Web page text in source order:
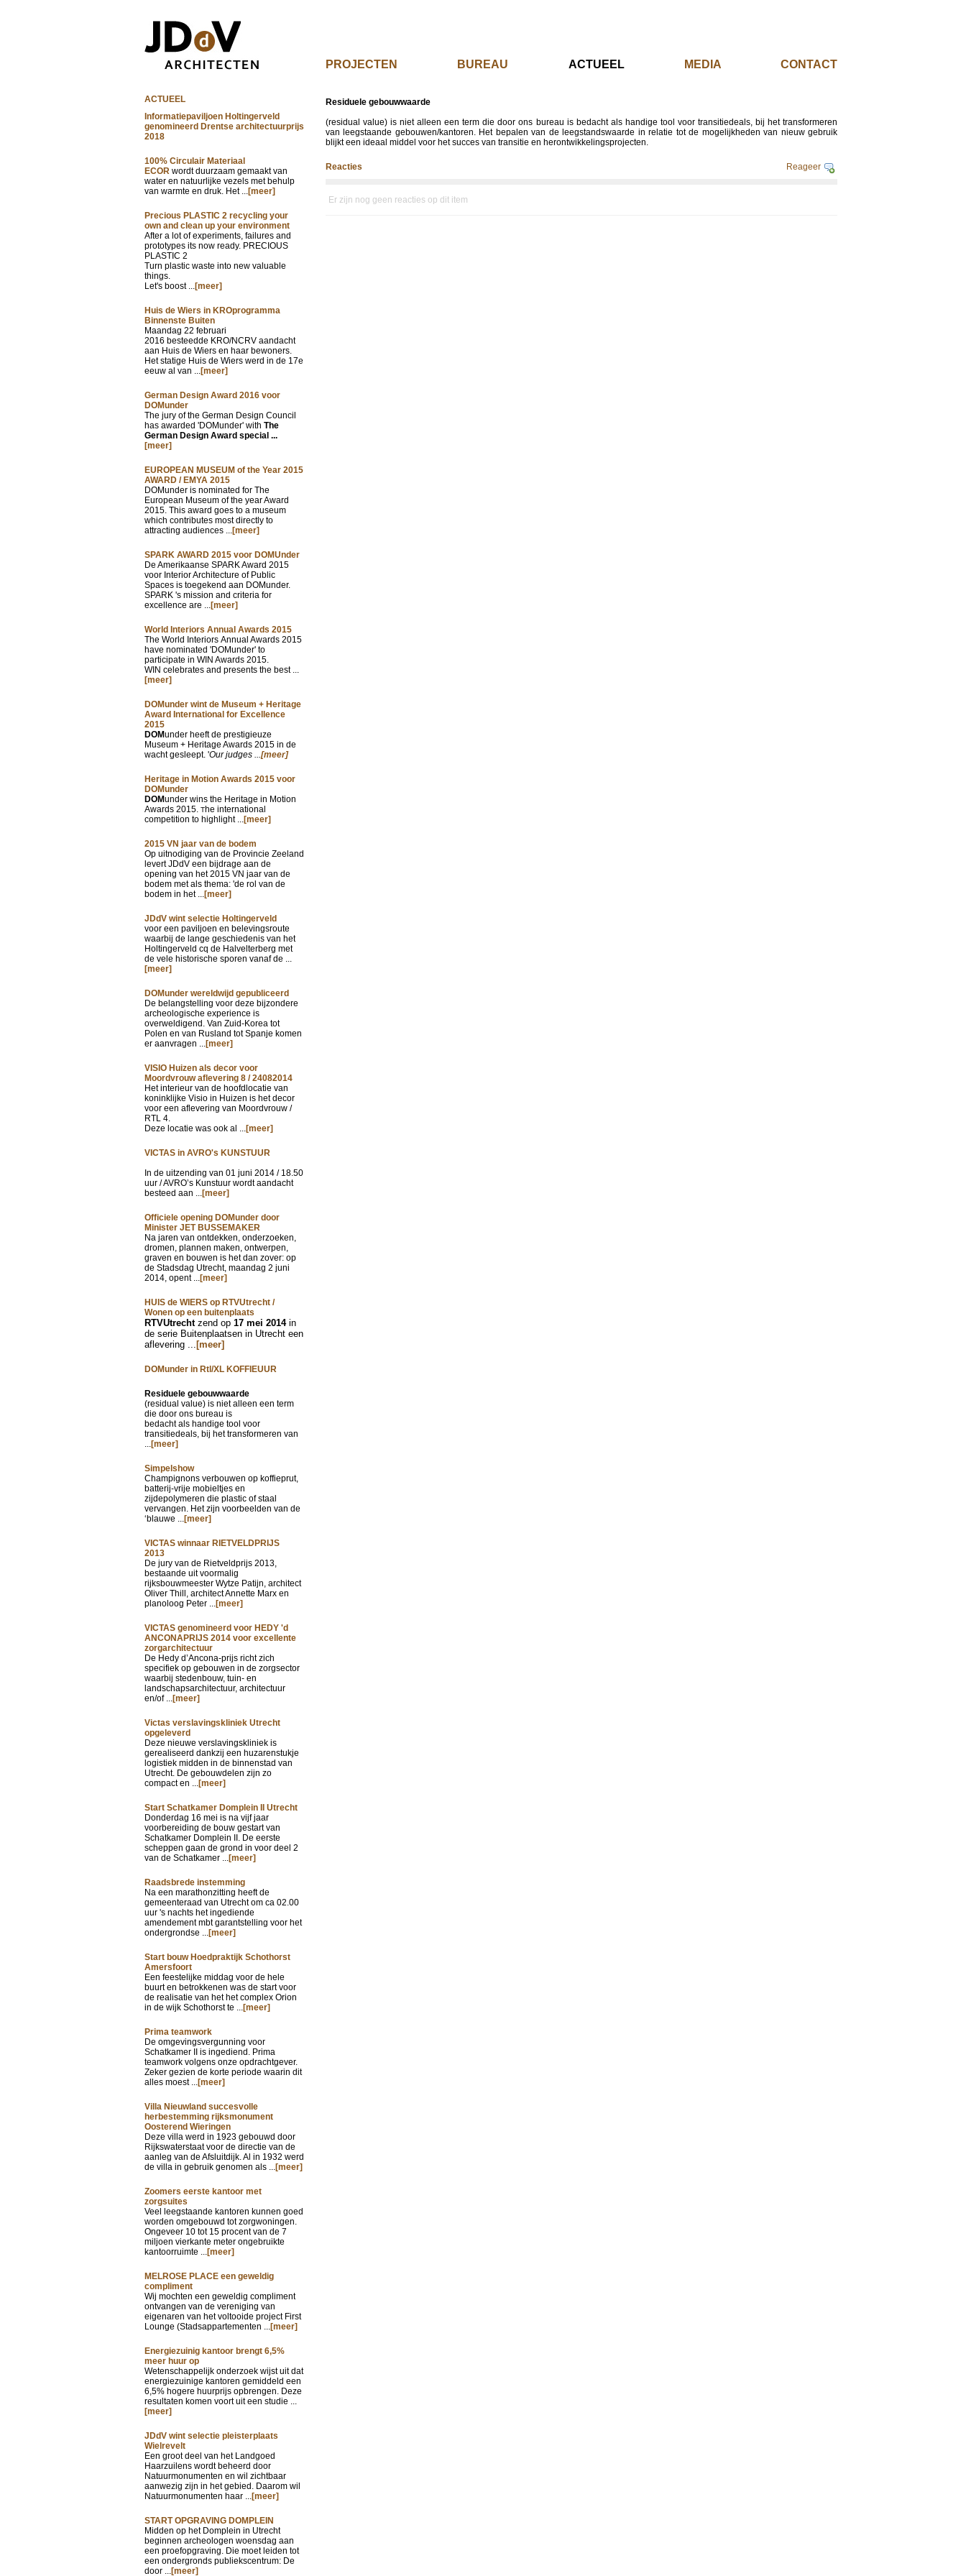
PROJECTEN BUREAU ACTUEEL MEDIA CONTACT
ACTUEEL
Informatiepaviljoen Holtingerveld
genomineerd Drentse architectuurprijs
2018
100% Circulair Materiaal
ECOR wordt duurzaam gemaakt van
water en natuurlijke vezels met behulp
van warmte en druk. Het ...[meer]
Precious PLASTIC 2 recycling your
own and clean up your environment
After a lot of experiments, failures and
prototypes its now ready. PRECIOUS
PLASTIC 2
Turn plastic waste into new valuable
things.
Let's boost ...[meer]
Huis de Wiers in KROprogramma
Binnenste Buiten
Maandag 22 februari
2016 besteedde KRO/NCRV aandacht
aan Huis de Wiers en haar bewoners.
Het statige Huis de Wiers werd in de 17e
eeuw al van ...[meer]
German Design Award 2016 voor
DOMunder
The jury of the German Design Council
has awarded 'DOMunder' with The
German Design Award special ...
[meer]
EUROPEAN MUSEUM of the Year 2015
AWARD / EMYA 2015
DOMunder is nominated for The
European Museum of the year Award
2015. This award goes to a museum
which contributes most directly to
attracting audiences ...[meer]
SPARK AWARD 2015 voor DOMUnder
De Amerikaanse SPARK Award 2015
voor Interior Architecture of Public
Spaces is toegekend aan DOMunder.
SPARK 's mission and criteria for
excellence are ...[meer]
World Interiors Annual Awards 2015
The World Interiors Annual Awards 2015
have nominated 'DOMunder' to
participate in WIN Awards 2015.
WIN celebrates and presents the best ...
[meer]
DOMunder wint de Museum + Heritage
Award International for Excellence
2015
DOMunder heeft de prestigieuze
Museum + Heritage Awards 2015 in de
wacht gesleept. 'Our judges ...[meer]
Heritage in Motion Awards 2015 voor
DOMunder
DOMunder wins the Heritage in Motion
Awards 2015. The international
competition to highlight ...[meer]
2015 VN jaar van de bodem
Op uitnodiging van de Provincie Zeeland
levert JDdV een bijdrage aan de
opening van het 2015 VN jaar van de
bodem met als thema: 'de rol van de
bodem in het ...[meer]
JDdV wint selectie Holtingerveld
voor een paviljoen en belevingsroute
waarbij de lange geschiedenis van het
Holtingerveld cq de Halvelterberg met
de vele historische sporen vanaf de ...
[meer]
DOMunder wereldwijd gepubliceerd
De belangstelling voor deze bijzondere
archeologische experience is
overweldigend. Van Zuid-Korea tot
Polen en van Rusland tot Spanje komen
er aanvragen ...[meer]
VISIO Huizen als decor voor
Moordvrouw aflevering 8 / 24082014
Het interieur van de hoofdlocatie van
koninklijke Visio in Huizen is het decor
voor een aflevering van Moordvrouw /
RTL 4.
Deze locatie was ook al ...[meer]
VICTAS in AVRO's KUNSTUUR
In de uitzending van 01 juni 2014 / 18.50
uur / AVRO’s Kunstuur wordt aandacht
besteed aan ...[meer]
Officiele opening DOMunder door
Minister JET BUSSEMAKER
Na jaren van ontdekken, onderzoeken,
dromen, plannen maken, ontwerpen,
graven en bouwen is het dan zover: op
de Stadsdag Utrecht, maandag 2 juni
2014, opent ...[meer]
HUIS de WIERS op RTVUtrecht /
Wonen op een buitenplaats
RTVUtrechtzend op 17 mei 2014 in
de serie Buitenplaatsen in Utrecht een
aflevering ... [meer]
DOMunder in Rtl/XL KOFFIEUUR
Residuele gebouwwaarde
(residual value) is niet alleen een term
die door ons bureau is
bedacht als handige tool voor
transitiedeals, bij het transformeren van
...[meer]
Simpelshow
Champignons verbouwen op koffieprut,
batterij-vrije mobieltjes en
zijdepolymeren die plastic of staal
vervangen. Het zijn voorbeelden van de
‘blauwe ...[meer]
VICTAS winnaar RIETVELDPRIJS
2013
De jury van de Rietveldprijs 2013,
bestaande uit voormalig
rijksbouwmeester Wytze Patijn, architect
Oliver Thill, architect Annette Marx en
planoloog Peter ...[meer]
VICTAS genomineerd voor HEDY 'd
ANCONAPRIJS 2014 voor excellente
zorgarchitectuur
De Hedy d’Ancona-prijs richt zich
specifiek op gebouwen in de zorgsector
waarbij stedenbouw, tuin- en
landschapsarchitectuur, architectuur
en/of ...[meer]
Victas verslavingskliniek Utrecht
opgeleverd
Deze nieuwe verslavingskliniek is
gerealiseerd dankzij een huzarenstukje
logistiek midden in de binnenstad van
Utrecht. De gebouwdelen zijn zo
compact en ...[meer]
Start Schatkamer Domplein II Utrecht
Donderdag 16 mei is na vijf jaar
voorbereiding de bouw gestart van
Schatkamer Domplein II. De eerste
scheppen gaan de grond in voor deel 2
van de Schatkamer ...[meer]
Raadsbrede instemming
Na een marathonzitting heeft de
gemeenteraad van Utrecht om ca 02.00
uur 's nachts het ingediende
amendement mbt garantstelling voor het
ondergrondse ...[meer]
Start bouw Hoedpraktijk Schothorst
Amersfoort
Een feestelijke middag voor de hele
buurt en betrokkenen was de start voor
de realisatie van het het complex Orion
in de wijk Schothorst te ...[meer]
Prima teamwork
De omgevingsvergunning voor
Schatkamer II is ingediend. Prima
teamwork volgens onze opdrachtgever.
Zeker gezien de korte periode waarin dit
alles moest ...[meer]
Villa Nieuwland succesvolle
herbestemming rijksmonument
Oosterend Wieringen
Deze villa werd in 1923 gebouwd door
Rijkswaterstaat voor de directie van de
aanleg van de Afsluitdijk. Al in 1932 werd
de villa in gebruik genomen als ...[meer]
Zoomers eerste kantoor met
zorgsuites
Veel leegstaande kantoren kunnen goed
worden omgebouwd tot zorgwoningen.
Ongeveer 10 tot 15 procent van de 7
miljoen vierkante meter ongebruikte
kantoorruimte ...[meer]
MELROSE PLACE een geweldig
compliment
Wij mochten een geweldig compliment
ontvangen van de vereniging van
eigenaren van het voltooide project First
Lounge (Stadsappartementen ...[meer]
Energiezuinig kantoor brengt 6,5%
meer huur op
Wetenschappelijk onderzoek wijst uit dat
energiezuinige kantoren gemiddeld een
6,5% hogere huurprijs opbrengen. Deze
resultaten komen voort uit een studie ...
[meer]
JDdV wint selectie pleisterplaats
Wielrevelt
Een groot deel van het Landgoed
Haarzuilens wordt beheerd door
Natuurmonumenten en wil zichtbaar
aanwezig zijn in het gebied. Daarom wil
Natuurmonumenten haar ...[meer]
START OPGRAVING DOMPLEIN
Midden op het Domplein in Utrecht
beginnen archeologen woensdag aan
een proefopgraving. Die moet leiden tot
een ondergronds publiekscentrum: De
door ...[meer]
Residuele gebouwwaarde
(residual value) is niet alleen een term die door ons bureau is bedacht als handige tool voor transitiedeals, bij het transformeren
van leegstaande gebouwen/kantoren. Het bepalen van de leegstandswaarde in relatie tot de mogelijkheden van nieuw gebruik
blijkt een ideaal middel voor het succes van transitie en herontwikkelingsprojecten.
Reacties Reageer
Er zijn nog geen reacties op dit item